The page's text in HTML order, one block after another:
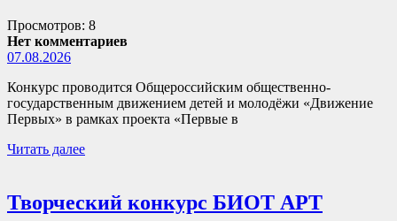
Просмотров: 8
Нет комментариев
07.08.2026
Конкурс проводится Общероссийским общественно-
государственным движением детей и молодёжи «Движение
Первых» в рамках проекта «Первые в
Читать далее
Творческий конкурс БИОТ АРТ